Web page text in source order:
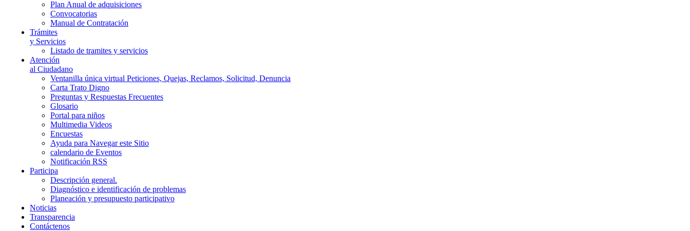
Plan Anual de adquisiciones
Convocatorias
Manual de Contratación
Trámites
y Servicios
Listado de tramites y servicios
Atención
al Ciudadano
Ventanilla única virtual Peticiones, Quejas, Reclamos, Solicitud, Denuncia
Carta Trato Digno
Preguntas y Respuestas Frecuentes
Glosario
Portal para niños
Multimedia Videos
Encuestas
Ayuda para Navegar este Sitio
calendario de Eventos
Notificación RSS
Participa
Descripción general.
Diagnóstico e identificación de problemas
Planeación y presupuesto participativo
Noticias
Transparencia
Contáctenos